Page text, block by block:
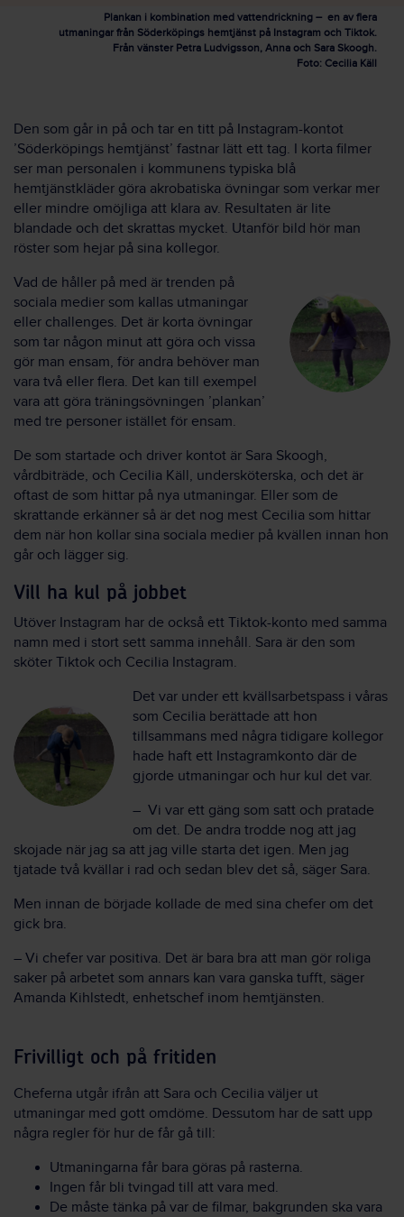
Plankan i kombination med vattendrickning – en av flera
utmaningar från Söderköpings hemtjänst på Instagram och Tiktok.
Från vänster Petra Ludvigsson, Anna och Sara Skoogh.
Foto: Cecilia Käll
Den som går in på och tar en titt på Instagram-kontot
’Söderköpings hemtjänst’ fastnar lätt ett tag. I korta filmer
ser man personalen i kommunens typiska blå
hemtjänstkläder göra akrobatiska övningar som verkar mer
eller mindre omöjliga att klara av. Resultaten är lite
blandade och det skrattas mycket. Utanför bild hör man
röster som hejar på sina kollegor.
Vad de håller på med är trenden på
sociala medier som kallas utmaningar
eller challenges. Det är korta övningar
som tar någon minut att göra och vissa
gör man ensam, för andra behöver man
vara två eller flera. Det kan till exempel
vara att göra träningsövningen ’plankan’
med tre personer istället för ensam.
De som startade och driver kontot är Sara Skoogh,
vårdbiträde, och Cecilia Käll, undersköterska, och det är
oftast de som hittar på nya utmaningar. Eller som de
skrattande erkänner så är det nog mest Cecilia som hittar
dem när hon kollar sina sociala medier på kvällen innan hon
går och lägger sig.
Vill ha kul på jobbet
Utöver Instagram har de också ett Tiktok-konto med samma
namn med i stort sett samma innehåll. Sara är den som
sköter Tiktok och Cecilia Instagram.
Det var under ett kvällsarbetspass i våras
som Cecilia berättade att hon
tillsammans med några tidigare kollegor
hade haft ett Instagramkonto där de
gjorde utmaningar och hur kul det var.
– Vi var ett gäng som satt och pratade
om det. De andra trodde nog att jag
skojade när jag sa att jag ville starta det igen. Men jag
tjatade två kvällar i rad och sedan blev det så, säger Sara.
Men innan de började kollade de med sina chefer om det
gick bra.
– Vi chefer var positiva. Det är bara bra att man gör roliga
saker på arbetet som annars kan vara ganska tufft, säger
Amanda Kihlstedt, enhetschef inom hemtjänsten.
Frivilligt och på fritiden
Cheferna utgår ifrån att Sara och Cecilia väljer ut
utmaningar med gott omdöme. Dessutom har de satt upp
några regler för hur de får gå till:
Utmaningarna får bara göras på rasterna.
Ingen får bli tvingad till att vara med.
De måste tänka på var de filmar, bakgrunden ska vara